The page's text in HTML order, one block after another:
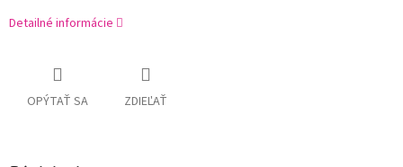
Detailné informácie
OPÝTAŤ SA ZDIEĽAŤ